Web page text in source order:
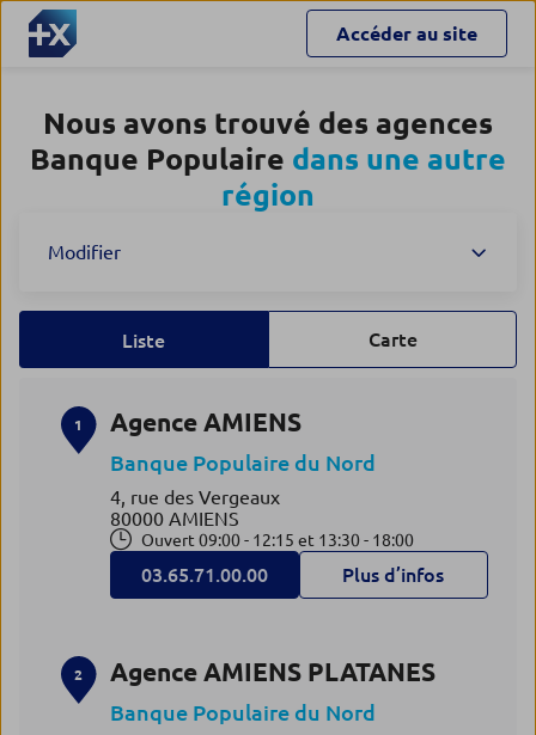
Accéder au site
Nous avons trouvé des agences
Banque Populaire dans une autre
région
Modifier
Liste Carte
1 Agence AMIENS
Banque Populaire du Nord
4, rue des Vergeaux
80000 AMIENS
Ouvert 09:00 - 12:15 et 13:30 - 18:00
03.65.71.00.00 Plus d’infos
2 Agence AMIENS PLATANES
Banque Populaire du Nord